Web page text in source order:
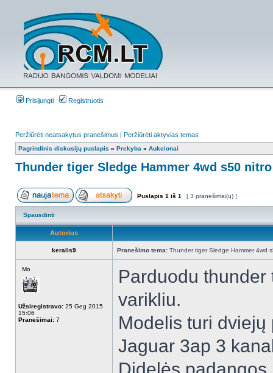
Prisijungti Registruotis
Peržiūrėti neatsakytus pranešimus | Peržiūrėti aktyvias temas
Pagrindinis diskusijų puslapis » Prekyba » Aukcionai
Thunder tiger Sledge Hammer 4wd s50 nitro
Puslapis 1 iš 1 [ 3 pranešimai(ų) ]
Spausdinti
Autorius
keralis9 Pranešimo tema: Thunder tiger Sledge Hammer 4wd
Mo
Užsiregistravo: 25 Geg 2015
15:06
Pranešimai: 7
Parduodu
varikliu.
Modelis turi
Jaguar 3ap 3